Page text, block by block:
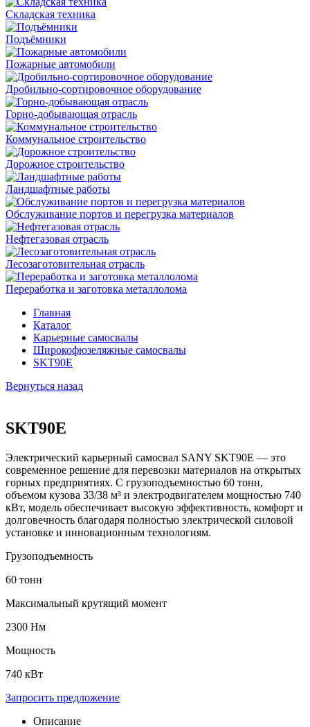
Складская техника
Подъёмники
Пожарные автомобили
Дробильно-сортировочное оборудование
Горно-добывающая отрасль
Коммунальное строительство
Дорожное строительство
Ландшафтные работы
Обслуживание портов и перегрузка материалов
Нефтегазовая отрасль
Лесозаготовительная отрасль
Переработка и заготовка металлолома
Главная
Каталог
Карьерные самосвалы
Широкофюзеляжные самосвалы
SKT90E
Вернуться назад
SKT90E
Электрический карьерный самосвал SANY SKT90E — это
современное решение для перевозки материалов на открытых
горных предприятиях. С грузоподъемностью 60 тонн,
объемом кузова 33/38 м³ и электродвигателем мощностью 740
кВт, модель обеспечивает высокую эффективность, комфорт и
долговечность благодаря полностью электрической силовой
установке и инновационным технологиям.
Грузоподъемность
60 тонн
Максимальный крутящий момент
2300 Нм
Мощность
740 кВт
Запросить предложение
Описание